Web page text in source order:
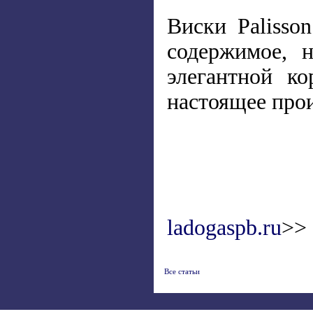
Виски
содержимое,
элегантной
настоящее
ladogaspb.ru>>
Все статьи